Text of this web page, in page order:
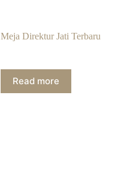
Meja Direktur Jati Terbaru
Read more